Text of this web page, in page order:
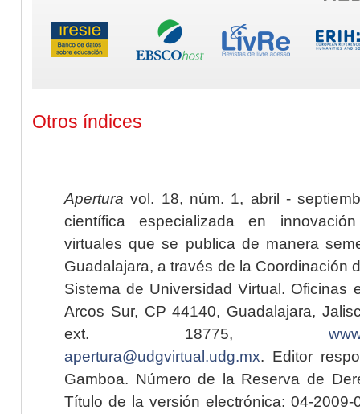
Otros índices
Apertura vol. 18, núm. 1, abril -
científica especializada en
virtuales que se publica de manera
Guadalajara, a través de la Coordinación
Sistema de Universidad Virtual. Oficinas
Arcos Sur, CP 44140, Guadalajara,
ext. 18775,
apertura@udgvirtual.udg.mx. Editor
Gamboa. Número de la Reserva de
Título de la versión electrónica: 04-2009-